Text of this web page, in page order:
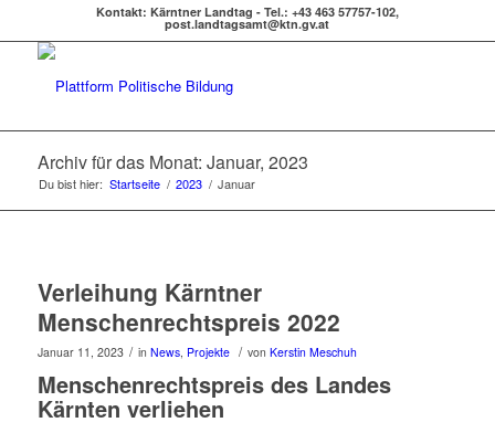
Kontakt: Kärntner Landtag - Tel.: +43 463 57757-102,
post.landtagsamt@ktn.gv.at
Archiv für das Monat: Januar, 2023
Du bist hier: Startseite / 2023 / Januar
Verleihung Kärntner
Menschenrechtspreis 2022
Januar 11, 2023 / in News, Projekte / von Kerstin Meschuh
Menschenrechtspreis des Landes
Kärnten verliehen